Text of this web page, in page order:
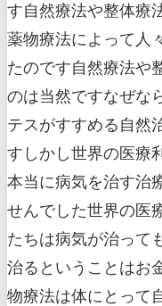
す自然療法や整体療
薬物療法によって人
たのです自然療法や
のは当然ですなぜな
テスがすすめる自然
すしかし世界の医療
本当に病気を治す治
せんでした世界の医
たちは病気が治って
治るということはお
物療法は体にとって